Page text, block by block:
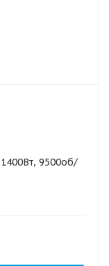
9500об/